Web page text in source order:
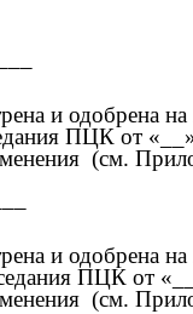
и одобрена
ПЦК от
(см.
и одобрена
ПЦК от
(см.